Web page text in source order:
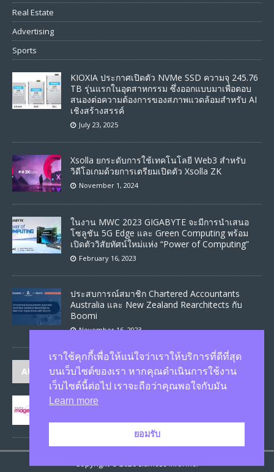
Real Estate
Advertising
Sports
KIOXIA ประกาศเปิดตัว NVMe SSD ความจุ 245.76
TB รุ่นแรกในอุตสาหกรรม ซึ่งออกแบบมาเพื่อตอบ
สนองต่อความต้องการของสภาพแวดล้อมสำหรับ AI
เชิงสร้างสรรค์
July 23, 2025
Xsolla ยกระดับการใช้เทคโนโลยี Web3 สำหรับ
วิดีโอเกมด้วยการเตรียมเปิดตัว Xsolla ZK
November 1, 2024
ในงาน MWC 2023 GIGABYTE จะมีการนำเสนอ
โซลูชัน 5G Edge และ Green Computing พร้อม
เปิดตัววิสัยทัศน์ใหม่แห่ง “Power of Computing”
February 16, 2023
ประสบการณ์สมาชิก Chartered Accountants
Australia และ New Zealand Rearchitects กับ
Boomi
November 16, 2023
AUTHORS
JASON
Copyright © 2026 Siamese Informer
เราใช้คุกกี้เพื่อให้แน่ใจว่าเราให้บริการที่ดีที่สุด
บนเว็บไซต์ของเรา หากคุณดำเนินการใช้งาน
เว็บไซต์นี้ต่อไป เราจะถือว่าคุณพอใจกับมัน
Learn more
ยอมรับ